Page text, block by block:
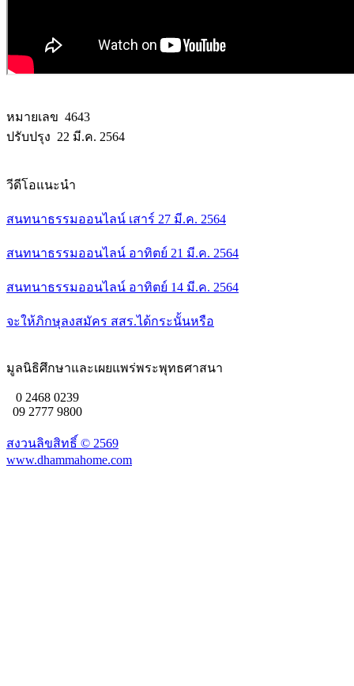
หมายเลข 4643
ปรับปรุง 22 มี.ค. 2564
วีดีโอแนะนำ
สนทนาธรรมออนไลน์ เสาร์ 27 มี.ค. 2564
สนทนาธรรมออนไลน์ อาทิตย์ 21 มี.ค. 2564
สนทนาธรรมออนไลน์ อาทิตย์ 14 มี.ค. 2564
จะให้ภิกษุลงสมัคร สสร.ได้กระนั้นหรือ
มูลนิธิศึกษาและเผยแพร่พระพุทธศาสนา
0 2468 0239
09 2777 9800
สงวนลิขสิทธิ์ © 2569
www.dhammahome.com